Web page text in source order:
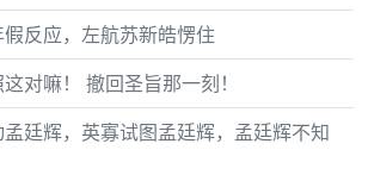
反应，左航苏新皓愣住
对嘛！ 撤回圣旨那一刻！
廷辉，英寡试图孟廷辉，孟廷辉不知